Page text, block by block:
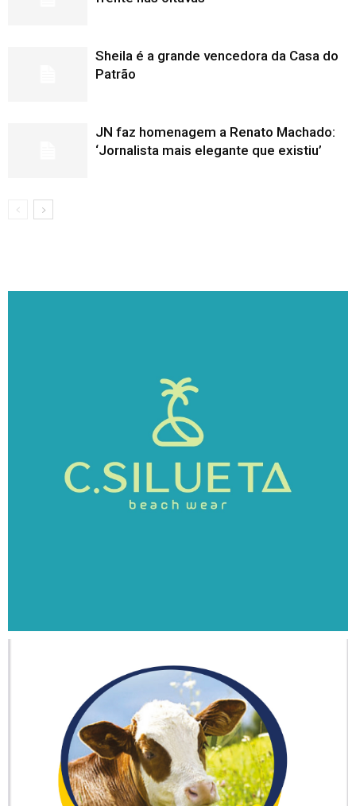
Sheila é a grande vencedora da Casa do
Patrão
JN faz homenagem a Renato Machado:
‘Jornalista mais elegante que existiu’